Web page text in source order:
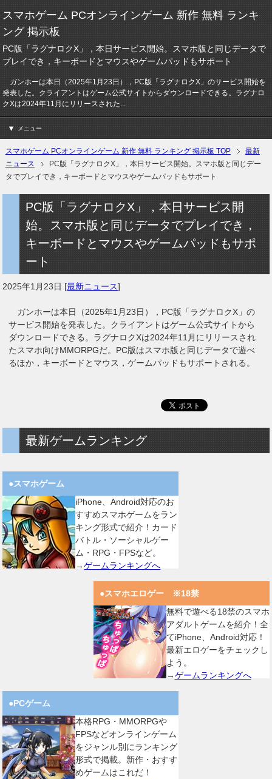
スマホゲーム PCオンラインゲーム 新作 無料 ランキ
ング 掲示板
PC版「ラグナロクX」，本日サービス開始。スマホ版と同じデータで
プレイでき，キーボードとマウスやゲームパッドもサポート
ガンホーは本日（2025年1月23日），PC版「ラグナロクX」のサービス開始を
発表した。クライアントはゲーム公式サイトからダウンロードできる。ラグナロ
クXは2024年11月にリリースされた...
メニュー
スマホゲーム PCオンラインゲーム 新作 無料 ランキング 掲示板 TOP
最新
ニュース
PC版「ラグナロクX」，本日サービス開始。スマホ版と同じデー
タでプレイでき，キーボードとマウスやゲームパッドもサポート
PC版「ラグナロクX」，本日サービス開
始。スマホ版と同じデータでプレイでき，
キーボードとマウスやゲームパッドもサポ
ート
2025年1月23日 [最新ニュース]
ガンホーは本日（2025年1月23日），PC版「ラグナロクX」の
サービス開始を発表した。クライアントはゲーム公式サイトから
ダウンロードできる。ラグナロクXは2024年11月にリリースされ
たスマホ向けMMORPGだ。PC版はスマホ版と同じデータで遊べ
るほか，キーボードとマウス，ゲームパッドもサポートされる。
最新ゲームランキング
●スマホゲーム
iPhone、Android対応のお
すすめスマホゲームをラン
キング形式で紹介！カード
バトル・ソーシャルゲー
ム・RPG・FPSなど。
→ゲームランキングへ
●スマホエロゲー ※18禁
無料で遊べる18禁のスマホ
アダルトゲームを紹介！全
てiPhone、Android対応！
最新エロゲーをチェックし
よう。
→ゲームランキングへ
●PCゲーム
本格RPG・MMORPGや
FPSなどオンラインゲーム
をジャンル別にランキング
形式で掲載。新作・おすす
めゲームはこれだ！